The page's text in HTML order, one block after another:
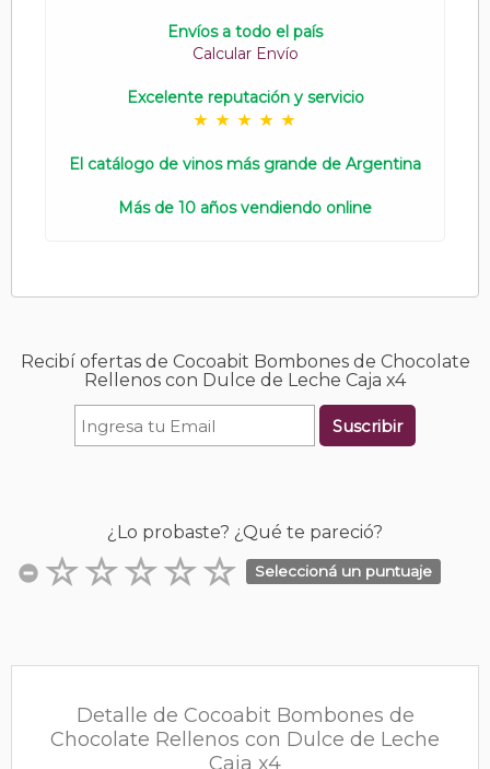
Envíos a todo el país
Calcular Envío
Excelente reputación y servicio
El catálogo de vinos más grande de Argentina
Más de 10 años vendiendo online
Recibí ofertas de Cocoabit Bombones de Chocolate
Rellenos con Dulce de Leche Caja x4
Suscribir
¿Lo probaste? ¿Qué te pareció?
Seleccioná un puntuaje
Detalle de Cocoabit Bombones de
Chocolate Rellenos con Dulce de Leche
Caja x4